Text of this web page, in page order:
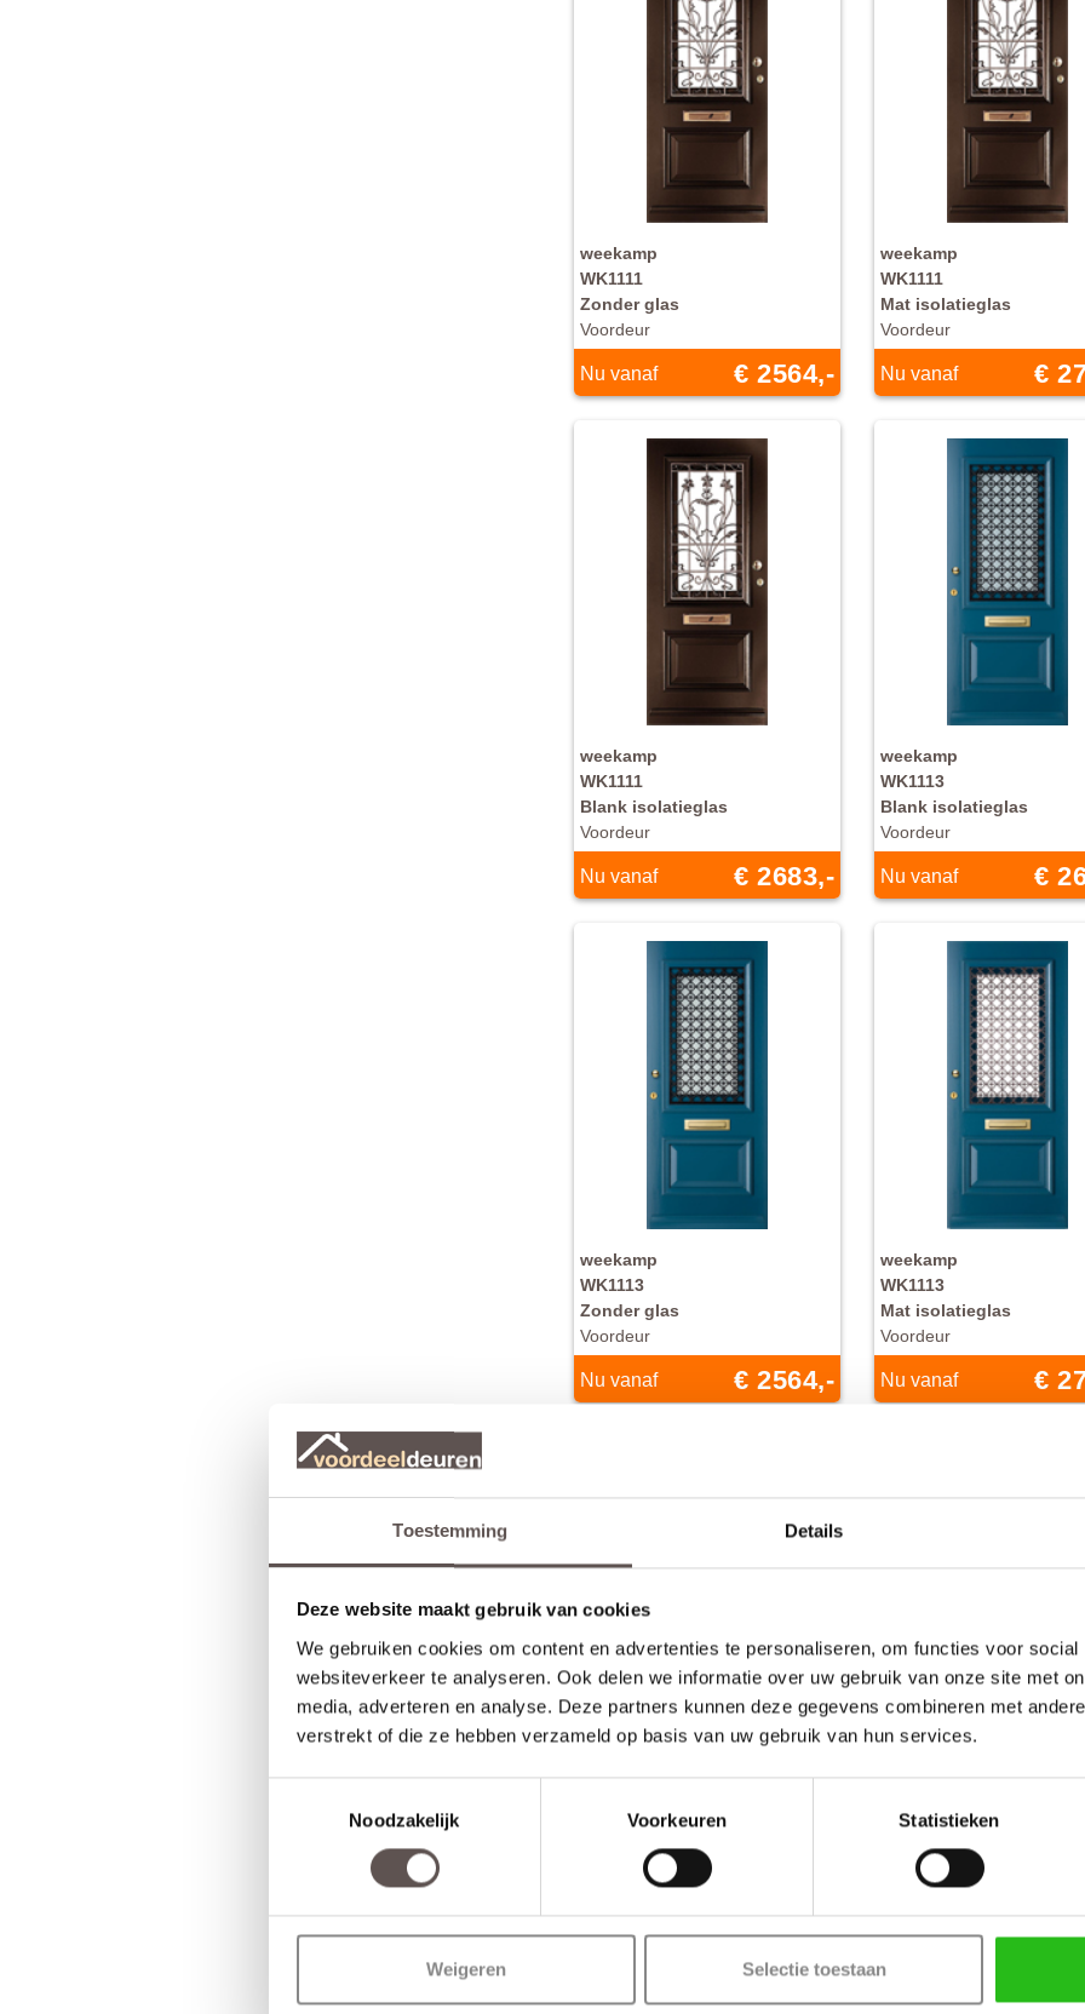
Toestemming Details
Deze website maakt gebruik van cookies
We gebruiken cookies om content en advertenties te personaliseren, om functies voor
websiteverkeer te analyseren. Ook delen we informatie over uw gebruik van onze site met
media, adverteren en analyse. Deze partners kunnen deze gegevens combineren met
verstrekt of die ze hebben verzameld op basis van uw gebruik van hun services.
Noodzakelijk
Voorkeuren Statistieken
Weigeren Selectie toestaan
weekamp
WK1111
Zonder glas
Voordeur
Nu vanaf € 2564,-
weekamp
WK1111
Mat isolatieglas
Voordeur
Nu vanaf €
weekamp
WK1111
Blank isolatieglas
Voordeur
Nu vanaf € 2683,-
weekamp
WK1113
Blank isolatieglas
Voordeur
Nu vanaf €
weekamp
WK1113
Zonder glas
Voordeur
Nu vanaf € 2564,-
weekamp
WK1113
Mat isolatieglas
Voordeur
Nu vanaf €
Zonder glas
Nu vanaf
Blank isolatieglas
Nu vanaf